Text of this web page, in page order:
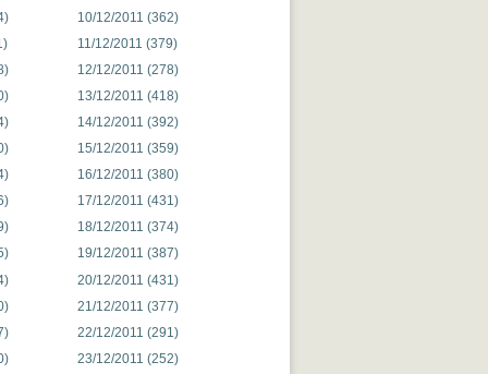
10/12/2011 (362)
11/12/2011 (379)
12/12/2011 (278)
13/12/2011 (418)
14/12/2011 (392)
15/12/2011 (359)
16/12/2011 (380)
17/12/2011 (431)
18/12/2011 (374)
19/12/2011 (387)
20/12/2011 (431)
21/12/2011 (377)
22/12/2011 (291)
23/12/2011 (252)